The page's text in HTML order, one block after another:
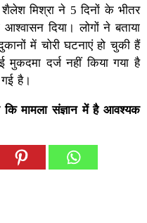
मिश्रा ने 5 दिनों के भीतर
दिया। लोगों ने बताया
में चोरी घटनाएं हो चुकी हैं
मुकदमा दर्ज नहीं किया गया है
है।
कि मामला संज्ञान में है आवश्यक